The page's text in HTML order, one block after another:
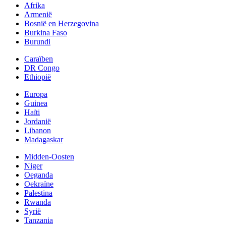
Afrika
Armenië
Bosnië en Herzegovina
Burkina Faso
Burundi
Caraïben
DR Congo
Ethiopië
Europa
Guinea
Haïti
Jordanië
Libanon
Madagaskar
Midden-Oosten
Niger
Oeganda
Oekraïne
Palestina
Rwanda
Syrië
Tanzania